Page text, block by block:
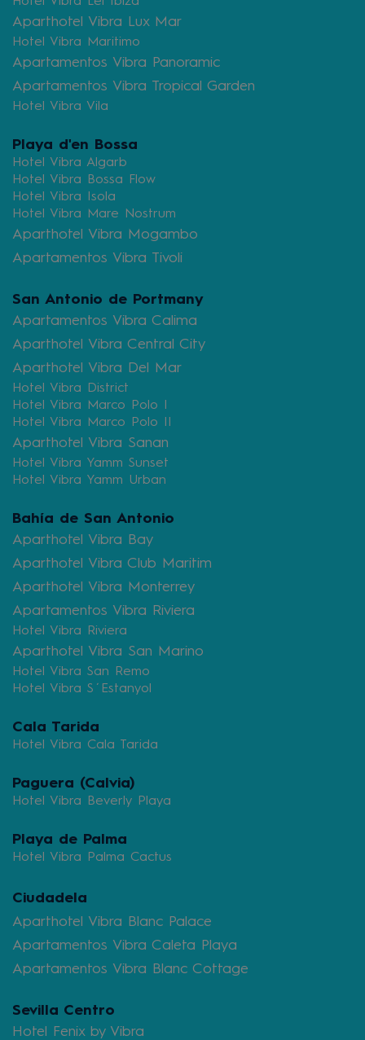
Aparthotel Vibra Lux Mar
Hotel Vibra Maritimo
Apartamentos Vibra Panoramic
Apartamentos Vibra Tropical Garden
Hotel Vibra Vila
Playa d'en Bossa
Hotel Vibra Algarb
Hotel Vibra Bossa Flow
Hotel Vibra Isola
Hotel Vibra Mare Nostrum
Aparthotel Vibra Mogambo
Apartamentos Vibra Tivoli
San Antonio de Portmany
Apartamentos Vibra Calima
Aparthotel Vibra Central City
Aparthotel Vibra Del Mar
Hotel Vibra District
Hotel Vibra Marco Polo I
Hotel Vibra Marco Polo II
Aparthotel Vibra Sanan
Hotel Vibra Yamm Sunset
Hotel Vibra Yamm Urban
Bahía de San Antonio
Aparthotel Vibra Bay
Aparthotel Vibra Club Maritim
Aparthotel Vibra Monterrey
Apartamentos Vibra Riviera
Hotel Vibra Riviera
Aparthotel Vibra San Marino
Hotel Vibra San Remo
Hotel Vibra S´Estanyol
Cala Tarida
Hotel Vibra Cala Tarida
Paguera (Calvia)
Hotel Vibra Beverly Playa
Playa de Palma
Hotel Vibra Palma Cactus
Ciudadela
Aparthotel Vibra Blanc Palace
Apartamentos Vibra Caleta Playa
Apartamentos Vibra Blanc Cottage
Sevilla Centro
Hotel Fenix by Vibra